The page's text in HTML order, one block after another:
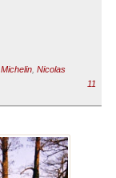
Michelin, Nicolas
11